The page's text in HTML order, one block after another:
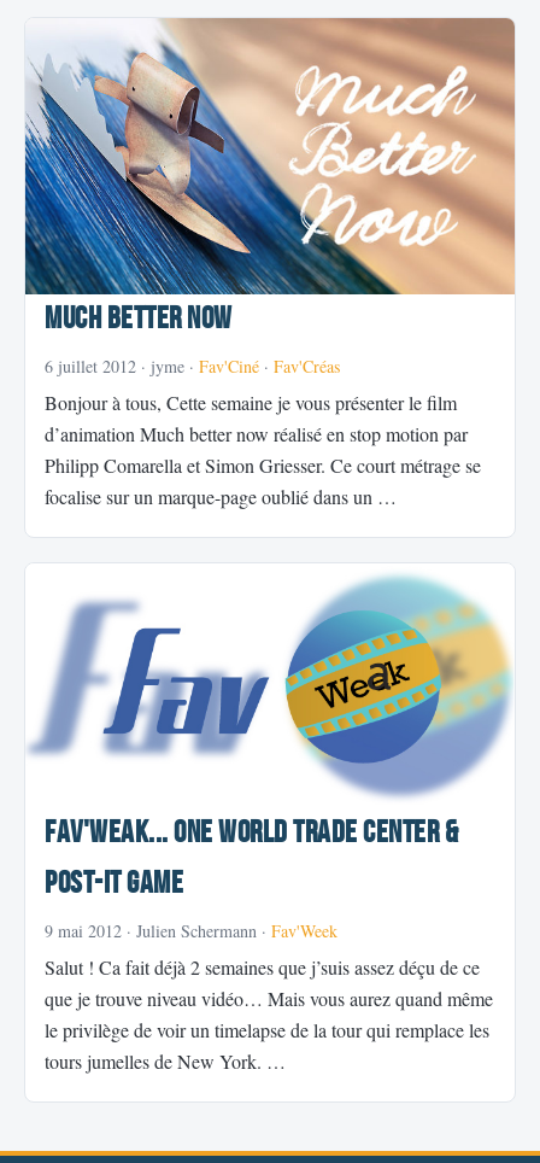
Much Better Now
6 juillet 2012 · jyme · Fav'Ciné · Fav'Créas
Bonjour à tous, Cette semaine je vous présenter le film
d’animation Much better now réalisé en stop motion par
Philipp Comarella et Simon Griesser. Ce court métrage se
focalise sur un marque-page oublié dans un …
Fav'WeAk... One World Trade Center &
Post-It Game
9 mai 2012 · Julien Schermann · Fav'Week
Salut ! Ca fait déjà 2 semaines que j’suis assez déçu de ce
que je trouve niveau vidéo… Mais vous aurez quand même
le privilège de voir un timelapse de la tour qui remplace les
tours jumelles de New York. …